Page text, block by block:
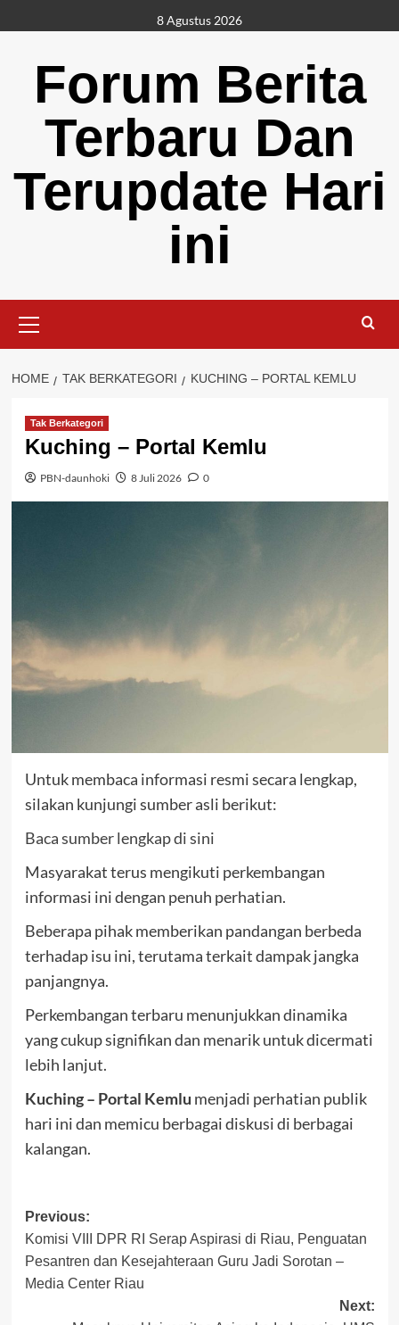
to
8 Agustus 2026
Forum Berita
Terbaru Dan
Terupdate Hari
ini
Menu
HOME TAK BERKATEGORI KUCHING – PORTAL KEMLU
Tak Berkategori
Kuching – Portal Kemlu
PBN-daunhoki 8 Juli 2026 0
Untuk membaca informasi resmi secara lengkap,
silakan kunjungi sumber asli berikut:
Baca sumber lengkap di sini
Masyarakat terus mengikuti perkembangan
informasi ini dengan penuh perhatian.
Beberapa pihak memberikan pandangan berbeda
terhadap isu ini, terutama terkait dampak jangka
panjangnya.
Perkembangan terbaru menunjukkan dinamika
yang cukup signifikan dan menarik untuk dicermati
lebih lanjut.
Kuching – Portal Kemlu menjadi perhatian publik
hari ini dan memicu berbagai diskusi di berbagai
kalangan.
Post
navigation
Previous:
Komisi VIII DPR RI Serap Aspirasi di Riau, Penguatan
Pesantren dan Kesejahteraan Guru Jadi Sorotan –
Media Center Riau
Next: